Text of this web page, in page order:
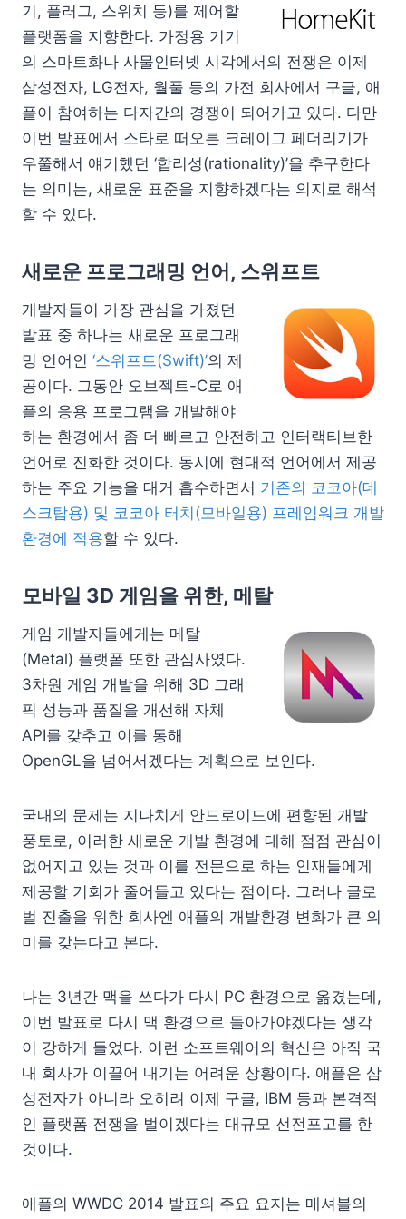
기, 플러그, 스위치 등)를 제어할
플랫폼을 지향한다. 가정용 기기
의 스마트화나 사물인터넷 시각에서의 전쟁은 이제
삼성전자, LG전자, 월풀 등의 가전 회사에서 구글, 애
플이 참여하는 다자간의 경쟁이 되어가고 있다. 다만
이번 발표에서 스타로 떠오른 크레이그 페더리기가
우쭐해서 얘기했던 ‘합리성(rationality)’을 추구한다
는 의미는, 새로운 표준을 지향하겠다는 의지로 해석
할 수 있다.
새로운 프로그래밍 언어, 스위프트
개발자들이 가장 관심을 가졌던
발표 중 하나는 새로운 프로그래
밍 언어인 ‘스위프트(Swift)’의 제
공이다. 그동안 오브젝트-C로 애
플의 응용 프로그램을 개발해야
하는 환경에서 좀 더 빠르고 안전하고 인터랙티브한
언어로 진화한 것이다. 동시에 현대적 언어에서 제공
하는 주요 기능을 대거 흡수하면서 기존의 코코아(데
스크탑용) 및 코코아 터치(모바일용) 프레임워크 개발
환경에 적용할 수 있다.
모바일 3D 게임을 위한, 메탈
게임 개발자들에게는 메탈
(Metal) 플랫폼 또한 관심사였다.
3차원 게임 개발을 위해 3D 그래
픽 성능과 품질을 개선해 자체
API를 갖추고 이를 통해
OpenGL을 넘어서겠다는 계획으로 보인다.
국내의 문제는 지나치게 안드로이드에 편향된 개발
풍토로, 이러한 새로운 개발 환경에 대해 점점 관심이
없어지고 있는 것과 이를 전문으로 하는 인재들에게
제공할 기회가 줄어들고 있다는 점이다. 그러나 글로
벌 진출을 위한 회사엔 애플의 개발환경 변화가 큰 의
미를 갖는다고 본다.
나는 3년간 맥을 쓰다가 다시 PC 환경으로 옮겼는데,
이번 발표로 다시 맥 환경으로 돌아가야겠다는 생각
이 강하게 들었다. 이런 소프트웨어의 혁신은 아직 국
내 회사가 이끌어 내기는 어려운 상황이다. 애플은 삼
성전자가 아니라 오히려 이제 구글, IBM 등과 본격적
인 플랫폼 전쟁을 벌이겠다는 대규모 선전포고를 한
것이다.
애플의 WWDC 2014 발표의 주요 요지는 매셔블의